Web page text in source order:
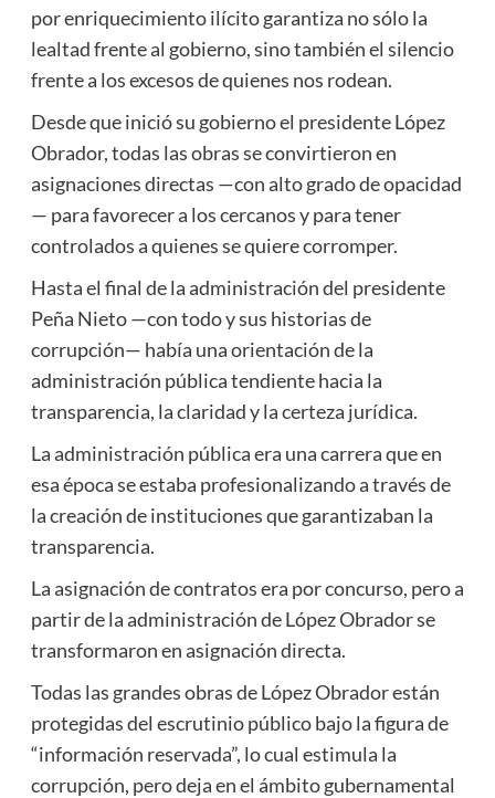
por enriquecimiento ilícito garantiza no sólo la
lealtad frente al gobierno, sino también el silencio
frente a los excesos de quienes nos rodean.
Desde que inició su gobierno el presidente López
Obrador, todas las obras se convirtieron en
asignaciones directas —con alto grado de opacidad
— para favorecer a los cercanos y para tener
controlados a quienes se quiere corromper.
Hasta el final de la administración del presidente
Peña Nieto —con todo y sus historias de
corrupción— había una orientación de la
administración pública tendiente hacia la
transparencia, la claridad y la certeza jurídica.
La administración pública era una carrera que en
esa época se estaba profesionalizando a través de
la creación de instituciones que garantizaban la
transparencia.
La asignación de contratos era por concurso, pero a
partir de la administración de López Obrador se
transformaron en asignación directa.
Todas las grandes obras de López Obrador están
protegidas del escrutinio público bajo la figura de
“información reservada”, lo cual estimula la
corrupción, pero deja en el ámbito gubernamental